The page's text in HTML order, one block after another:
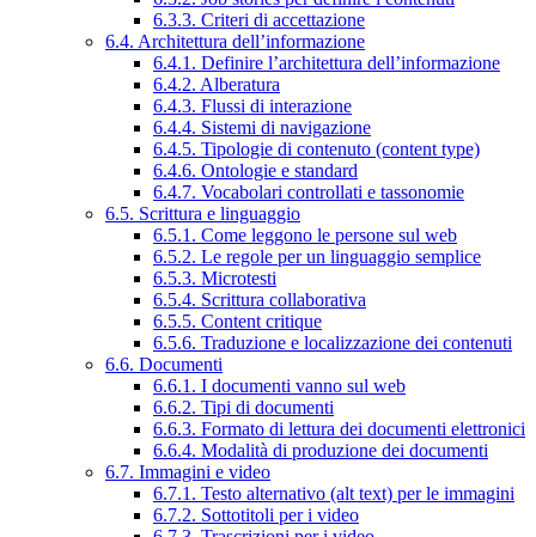
6.3.3. Criteri di accettazione
6.4. Architettura dell’informazione
6.4.1. Definire l’architettura dell’informazione
6.4.2. Alberatura
6.4.3. Flussi di interazione
6.4.4. Sistemi di navigazione
6.4.5. Tipologie di contenuto (content type)
6.4.6. Ontologie e standard
6.4.7. Vocabolari controllati e tassonomie
6.5. Scrittura e linguaggio
6.5.1. Come leggono le persone sul web
6.5.2. Le regole per un linguaggio semplice
6.5.3. Microtesti
6.5.4. Scrittura collaborativa
6.5.5. Content critique
6.5.6. Traduzione e localizzazione dei contenuti
6.6. Documenti
6.6.1. I documenti vanno sul web
6.6.2. Tipi di documenti
6.6.3. Formato di lettura dei documenti elettronici
6.6.4. Modalità di produzione dei documenti
6.7. Immagini e video
6.7.1. Testo alternativo (alt text) per le immagini
6.7.2. Sottotitoli per i video